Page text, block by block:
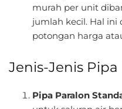
murah per unit
jumlah kecil. Hal ini
potongan harga
Jenis-Jenis Pipa
Pipa Paralon